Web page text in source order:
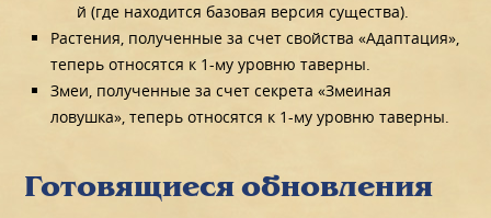
й (где находится базовая версия существа).
Растения, полученные за счет свойства «Адаптация»,
теперь относятся к 1-му уровню таверны.
Змеи, полученные за счет секрета «Змеиная
ловушка», теперь относятся к 1-му уровню таверны.
Готовящиеся обновления